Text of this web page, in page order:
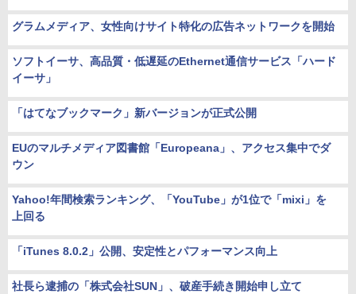
グラムメディア、女性向けサイト特化の広告ネットワークを開始
ソフトイーサ、高品質・低遅延のEthernet通信サービス「ハード
イーサ」
「はてなブックマーク」新バージョンが正式公開
EUのマルチメディア図書館「Europeana」、アクセス集中でダ
ウン
Yahoo!年間検索ランキング、「YouTube」が1位で「mixi」を
上回る
「iTunes 8.0.2」公開、安定性とパフォーマンス向上
社長ら逮捕の「株式会社SUN」、破産手続き開始申し立て